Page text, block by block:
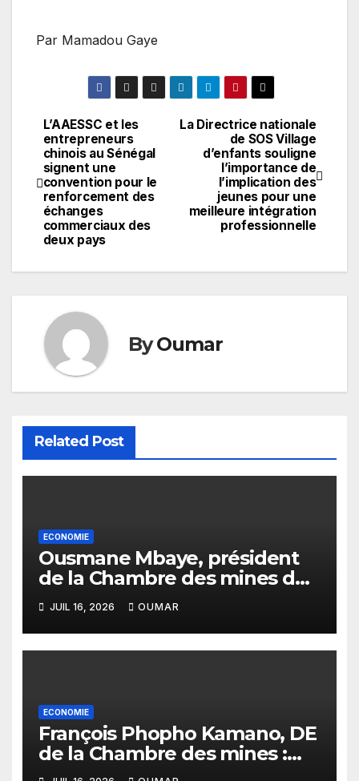
Par Mamadou Gaye
Navigation
de
l’article
La Directrice nationale
de SOS Village
d’enfants souligne
l’importance de
l’implication des
jeunes pour une
meilleure intégration
professionnelle
L’AAESSC et les
entrepreneurs
chinois au Sénégal
signent une
convention pour le
renforcement des
échanges
commerciaux des
deux pays
ByOumar
Related Post
ECONOMIE
Ousmane Mbaye, président
de la Chambre des mines du
Sénégal : « C’est l’Etat qui doit
assurer le financement des
infrastructures »
JUIL 16, 2026 OUMAR
ECONOMIE
François Phopho Kamano, DE
de la Chambre des mines :
« la Guinée est aujourd’hui la